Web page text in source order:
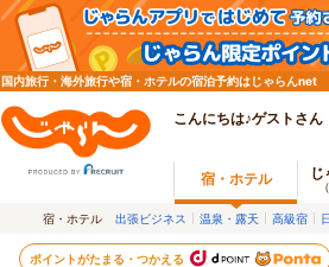
国内旅行・海外旅行や宿・ホテルの宿泊予約はじゃらんnet
こんにちは♪ゲストさん
宿・ホテル じ
宿・ホテル 出張ビジネス 温泉・露天 高級宿
ポイントがたまる・つかえる